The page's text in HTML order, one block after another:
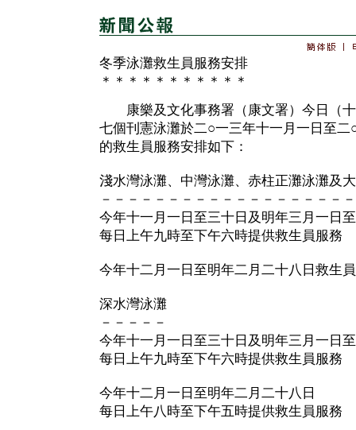
冬季泳灘救生員服務安排
＊＊＊＊＊＊＊＊＊＊＊
康樂及文化事務署（康文署）今日（十
七個刊憲泳灘於二○一三年十一月一日至
的救生員服務安排如下：
淺水灣泳灘、中灣泳灘、赤柱正灘泳灘及
－－－－－－－－－－－－－－－－－－
今年十一月一日至三十日及明年三月一日
每日上午九時至下午六時提供救生員服務
今年十二月一日至明年二月二十八日救生
深水灣泳灘
－－－－－
今年十一月一日至三十日及明年三月一日
每日上午九時至下午六時提供救生員服務
今年十二月一日至明年二月二十八日
每日上午八時至下午五時提供救生員服務